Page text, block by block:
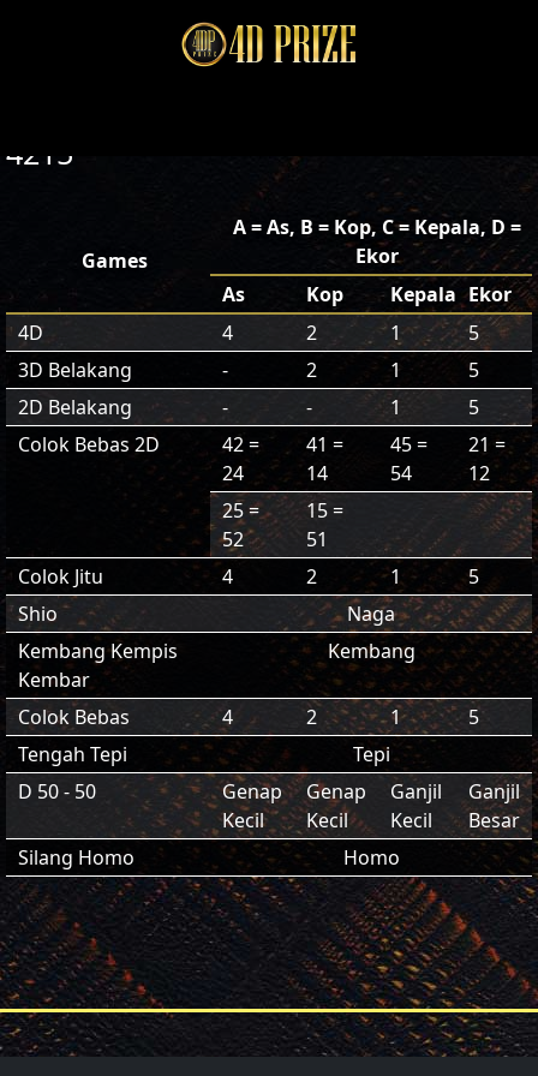
4215
Games
A = As, B = Kop, C = Kepala, D =
Ekor
As
Kop Kepala Ekor
4D
4 2 1
5
3D Belakang
- 2 1
5
2D Belakang
- - 1
5
Colok Bebas 2D
42 =
24
41 =
14
45 =
54
21 =
12
25 =
52
15 =
51
Colok Jitu
4 2 1
5
Shio
Naga
Kembang Kempis
Kembar
Kembang
Colok Bebas 4 2 1
5
Tengah Tepi
Tepi
D 50 - 50
Genap
Kecil
Genap
Kecil
Ganjil
Kecil
Ganjil
Besar
Silang Homo
Homo